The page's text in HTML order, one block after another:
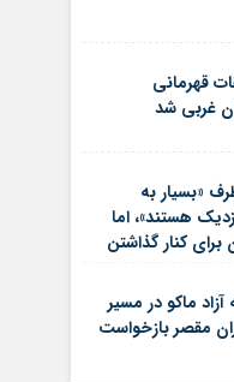
قهرمانی
غربی شد
«بسیار به
هستند»، اما
برای کنار گذاشتن
گام‌های
ماکو در مسیر
مقصر بازخواست